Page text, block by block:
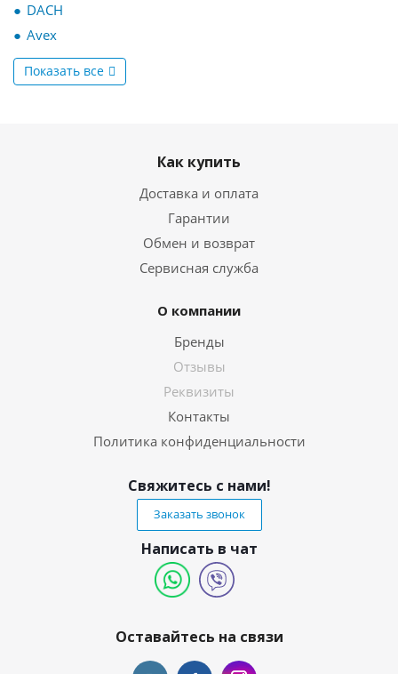
DACH
Avex
Показать все
Как купить
Доставка и оплата
Гарантии
Обмен и возврат
Сервисная служба
О компании
Бренды
Отзывы
Реквизиты
Контакты
Политика конфиденциальности
Свяжитесь с нами!
Заказать звонок
Написать в чат
Оставайтесь на связи